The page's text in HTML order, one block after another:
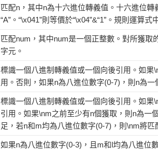
匹配n，其中n為十六進位轉義值。十六進位
“A”。“\x041”則等價於“\x04”&“1”。規則運算
匹配num，其中num是一個正整數。對所獲取
字元。
標識一個八進制轉義值或一個向後引用。如
用。否則，如果n為八進位數字(0-7)，則n為
標識一個八進制轉義值或一個向後引用。如
引用。如果\nm之前至少有n個獲取，則n為一
足，若n和m均為八進位數字(0-7)，則\nm將
如果n為八進位數字(0-3)，且m和l均為八進位